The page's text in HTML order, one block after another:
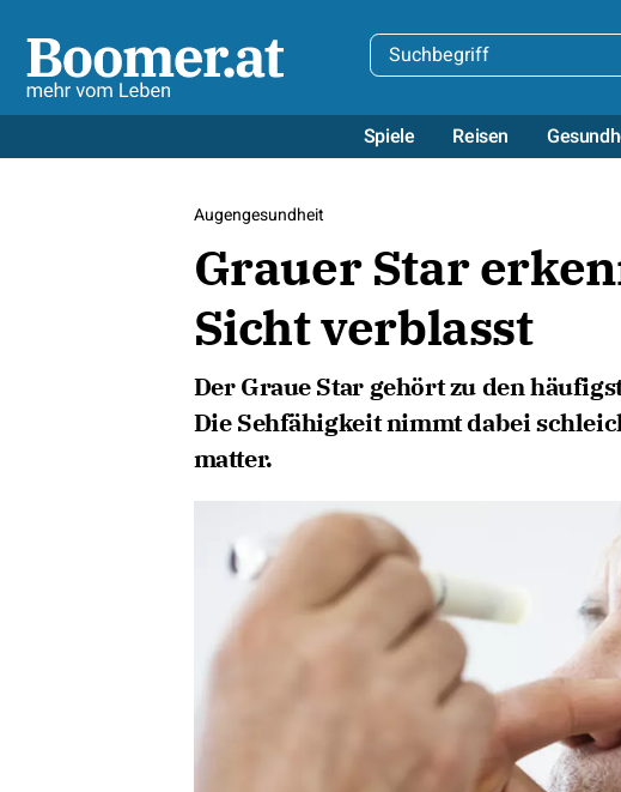
Spiele Reisen
Augengesundheit
Grauer Star
Sicht verblasst
Der Graue Star gehört zu den
Die Sehfähigkeit nimmt dabei
matter.